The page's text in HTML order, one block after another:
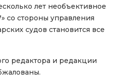
лет необъективное
со стороны управления
судов становится все
редактора и редакции